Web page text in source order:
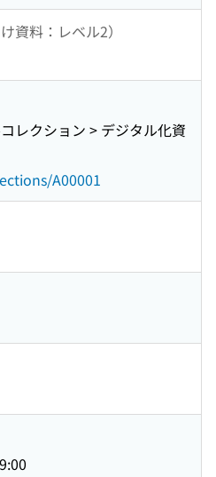
資料：レベル2）
レクション > デジタル化資
A00001